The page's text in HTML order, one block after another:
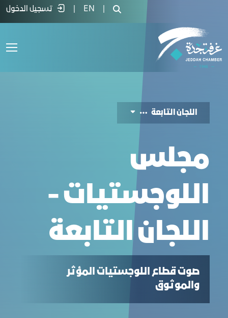
مجلس اللوجستيات - غرفة جدة
EN تسجيل الدخول
اللجان التابعة
مجلس
اللوجستيات -
اللجان التابعة
صوت قطاع اللوجستيات المؤثر
والموثوق